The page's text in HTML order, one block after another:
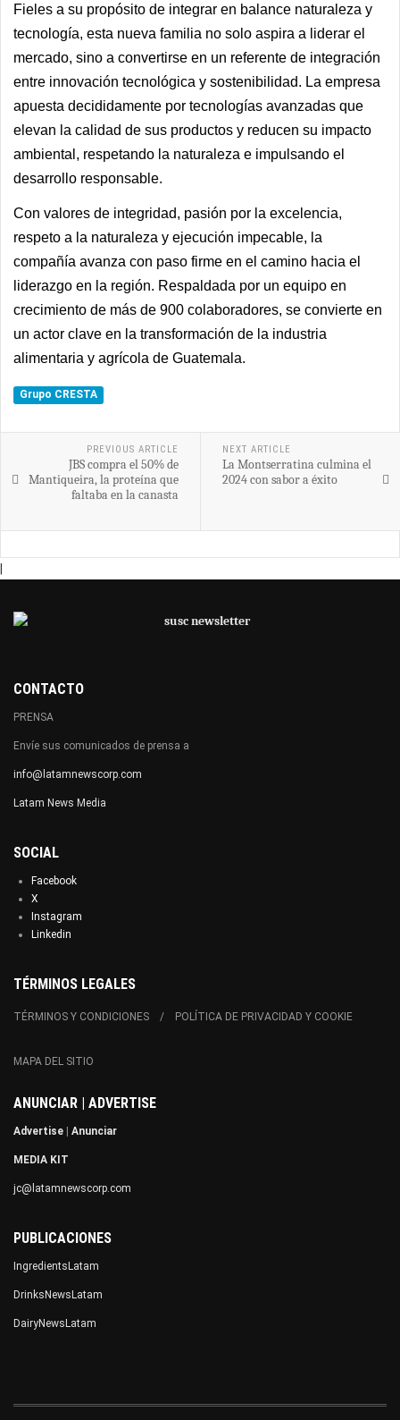
Fieles a su propósito de integrar en balance naturaleza y
tecnología, esta nueva familia no solo aspira a liderar el
mercado, sino a convertirse en un referente de integración
entre innovación tecnológica y sostenibilidad. La empresa
apuesta decididamente por tecnologías avanzadas que
elevan la calidad de sus productos y reducen su impacto
ambiental, respetando la naturaleza e impulsando el
desarrollo responsable.
Con valores de integridad, pasión por la excelencia,
respeto a la naturaleza y ejecución impecable, la
compañía avanza con paso firme en el camino hacia el
liderazgo en la región. Respaldada por un equipo en
crecimiento de más de 900 colaboradores, se convierte en
un actor clave en la transformación de la industria
alimentaria y agrícola de Guatemala.
Grupo CRESTA
PREVIOUS ARTICLE
JBS compra el 50% de
Mantiqueira, la proteína que
faltaba en la canasta
NEXT ARTICLE
La Montserratina culmina el
2024 con sabor a éxito
CONTACTO
PRENSA
Envíe sus comunicados de prensa a
info@latamnewscorp.com
Latam News Media
SOCIAL
Facebook
X
Instagram
Linkedin
TÉRMINOS LEGALES
TÉRMINOS Y CONDICIONES POLÍTICA DE PRIVACIDAD Y COOKIE
MAPA DEL SITIO
ANUNCIAR | ADVERTISE
Advertise Anunciar
MEDIA KIT
jc@latamnewscorp.com
PUBLICACIONES
IngredientsLatam
DrinksNewsLatam
DairyNewsLatam